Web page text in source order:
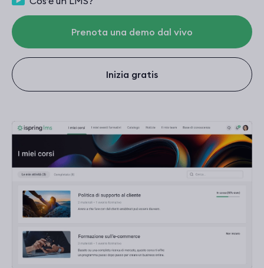
Prenota una demo dal vivo
Inizia gratis